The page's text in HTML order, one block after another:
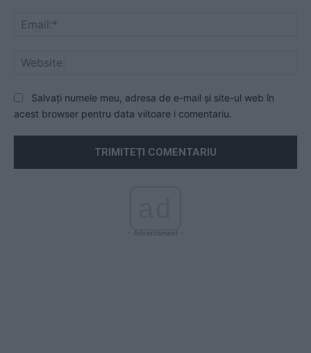
Salvați numele meu, adresa de e-mail și site-ul web în
acest browser pentru data viitoare i comentariu.
- Advertisment -